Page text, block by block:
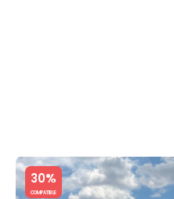
30%
COMPATIBLE
Slide 1 of 5